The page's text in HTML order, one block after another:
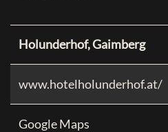
Holunderhof, Gaimberg
www.hotelholunderhof.at/
Google Maps